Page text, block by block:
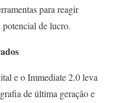
para reagir
potencial de lucro.
e o Immediate 2.0 leva
de última geração e